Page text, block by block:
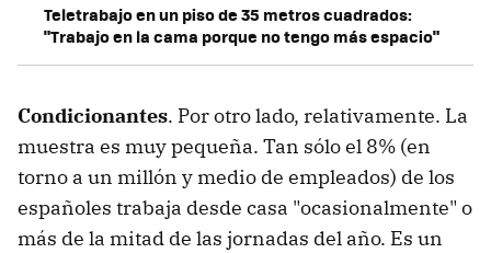
Teletrabajo en un piso de 35 metros cuadrados:
"Trabajo en la cama porque no tengo más espacio"
Condicionantes. Por otro lado, relativamente. La
muestra es muy pequeña. Tan sólo el 8% (en
torno a un millón y medio de empleados) de los
españoles trabaja desde casa "ocasionalmente" o
más de la mitad de las jornadas del año. Es un